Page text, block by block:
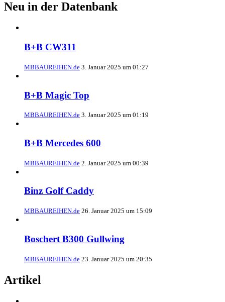
Neu in der Datenbank
B+B CW311
MBBAUREIHEN.de 3. Januar 2025 um 01:27
B+B Magic Top
MBBAUREIHEN.de 3. Januar 2025 um 01:19
B+B Mercedes 600
MBBAUREIHEN.de 2. Januar 2025 um 00:39
Binz Golf Caddy
MBBAUREIHEN.de 26. Januar 2025 um 15:09
Boschert B300 Gullwing
MBBAUREIHEN.de 23. Januar 2025 um 20:35
Artikel